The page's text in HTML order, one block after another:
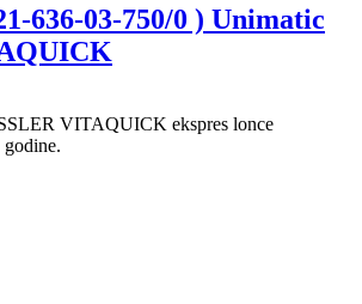
636-03-750/0 ) Unimatic
VITAQUICK ekspres lonce